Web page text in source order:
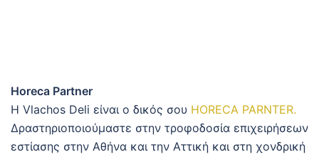
Horeca Partner
Η Vlachos Deli είναι ο δικός σου HORECA PARNTER.
Δραστηριοποιούμαστε στην τροφοδοσία επιχειρήσεων
εστίασης στην Αθήνα και την Αττική και στη χονδρική